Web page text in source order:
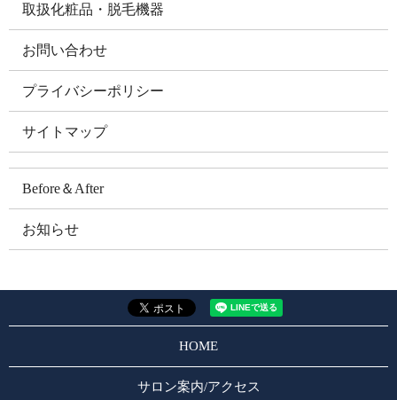
取扱化粧品・脱毛機器
お問い合わせ
プライバシーポリシー
サイトマップ
Before＆After
お知らせ
HOME
サロン案内/アクセス